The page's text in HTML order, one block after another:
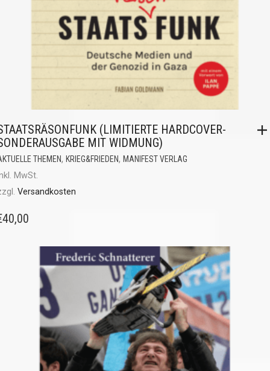
(LIMITIERTE HARDCOVER-
MIT WIDMUNG)
THEMEN, KRIEG&FRIEDEN, MANIFEST VERLAG
MwSt.
Versandkosten
40,00